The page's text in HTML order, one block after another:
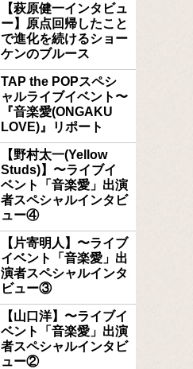
【萩原健一インタビュ
ー】原点回帰したこと
で進化を続けるショー
ケンのブルース
TAP the POPスペシ
ャルライブイベント〜
『音楽愛(ONGAKU
LOVE)』リポート
【野村太一(Yellow
Studs)】〜ライブイ
ベント「音楽愛」出演
者スペシャルインタビ
ュー④
【片寄明人】〜ライブ
イベント「音楽愛」出
演者スペシャルインタ
ビュー③
【山口洋】〜ライブイ
ベント「音楽愛」出演
者スペシャルインタビ
ュー②